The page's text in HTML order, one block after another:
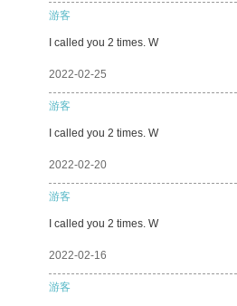
游客
I called you 2 times. W
2022-02-25
游客
I called you 2 times. W
2022-02-20
游客
I called you 2 times. W
2022-02-16
游客